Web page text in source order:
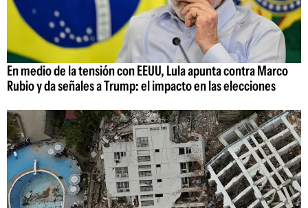
En medio de la tensión con EEUU, Lula apunta contra Marco
Rubio y da señales a Trump: el impacto en las elecciones